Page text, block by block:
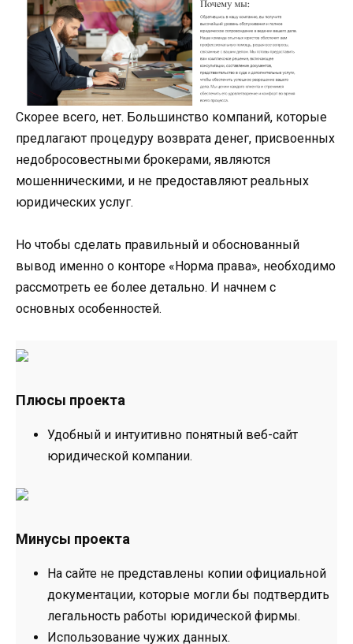
Скорее всего, нет. Большинство компаний, которые
предлагают процедуру возврата денег, присвоенных
недобросовестными брокерами, являются
мошенническими, и не предоставляют реальных
юридических услуг.
Но чтобы сделать правильный и обоснованный
вывод именно о конторе «Норма права», необходимо
рассмотреть ее более детально. И начнем с
основных особенностей.
Плюсы проекта
Удобный и интуитивно понятный веб-сайт
юридической компании.
Минусы проекта
На сайте не представлены копии официальной
документации, которые могли бы подтвердить
легальность работы юридической фирмы.
Использование чужих данных.